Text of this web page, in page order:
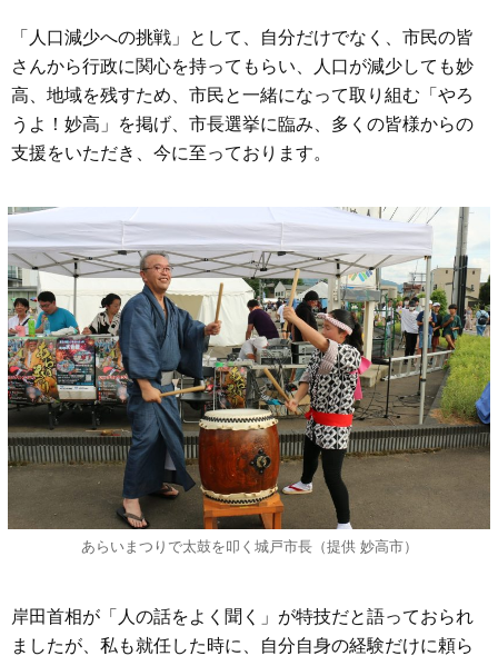
「人口減少への挑戦」として、自分だけでなく、市民の皆
さんから行政に関心を持ってもらい、人口が減少しても妙
高、地域を残すため、市民と一緒になって取り組む「やろ
うよ！妙高」を掲げ、市長選挙に臨み、多くの皆様からの
支援をいただき、今に至っております。
あらいまつりで太鼓を叩く城戸市長（提供 妙高市）
岸田首相が「人の話をよく聞く」が特技だと語っておられ
ましたが、私も就任した時に、自分自身の経験だけに頼ら